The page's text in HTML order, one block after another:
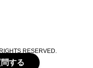
RESERVED.
する